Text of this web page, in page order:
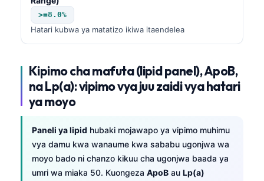
>=8.0%
Hatari kubwa ya matatizo ikiwa itaendelea
Kipimo cha mafuta (lipid panel), ApoB,
na Lp(a): vipimo vya juu zaidi vya hatari
ya moyo
Paneli ya lipid hubaki mojawapo ya vipimo muhimu
vya damu kwa wanaume kwa sababu ugonjwa wa
moyo bado ni chanzo kikuu cha ugonjwa baada ya
umri wa miaka 50. Kuongeza ApoB au Lp(a)